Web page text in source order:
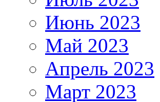
Июнь 2023
Май 2023
Апрель 2023
Март 2023